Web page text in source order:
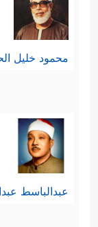
محمود خليل
عبدالباسط